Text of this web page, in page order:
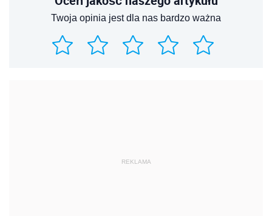
Twoja opinia jest dla nas bardzo ważna
REKLAMA